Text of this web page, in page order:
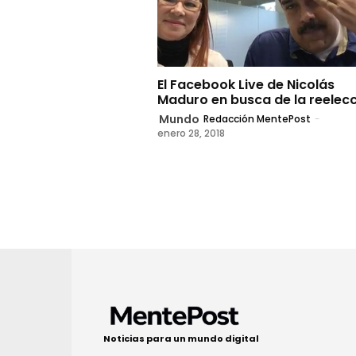
El Facebook Live de Nicolás
Maduro en busca de la
Mundo Redacción MentePost -
enero 28, 2018
Noticias para un mundo digital